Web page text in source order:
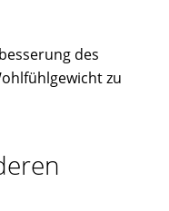
des
zu